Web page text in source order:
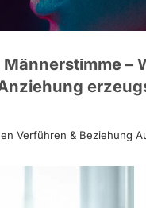
–
Verführen & Beziehung